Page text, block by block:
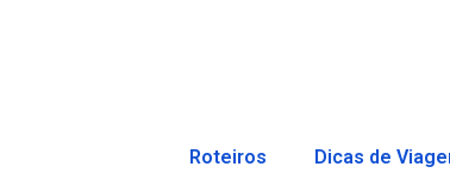
Roteiros Dicas de